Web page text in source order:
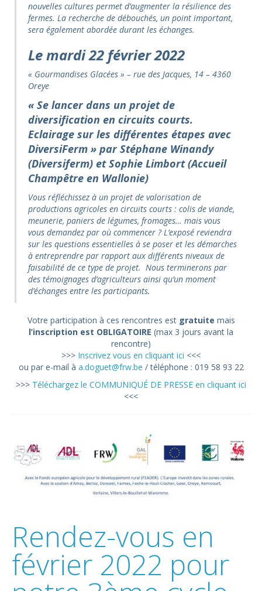
nouvelles cultures permet d’augmenter la résilience des
fermes. La recherche de débouchés, un point important,
sera également abordée durant les échanges.
Le mardi 22 février2022
« Gourmandises Glacées » – rue des Jacques, 14 – 4360
Oreye
« Se lancer dans un projet de
diversification en circuits courts.
Eclairage sur les différentes étapes avec
DiversiFerm » par Stéphane Winandy
(Diversiferm) et Sophie Limbort (Accueil
Champêtre en Wallonie)
Vous réfléchissez à un projet de valorisation de
productions agricoles en circuits courts : colis de viande,
meunerie, paniers de légumes, fromages… mais vous
vous demandez par où commencer ? L’exposé reviendra
sur les questions essentielles à se poser et les démarches
à entreprendre par rapport aux différents niveaux de
faisabilité de ce type de projet. Nous terminerons par
des témoignages d’agriculteurs ainsi qu’un moment
d’échanges entre les participants.
Votre participation à ces rencontres est gratuite mais
l’inscription est OBLIGATOIRE (max 3 jours avant la
rencontre)
>>> Inscrivez vous en cliquant ici <<<
ou par e-mail à a.doguet@frw.be / téléphone : 019 58 93 22
>>> Téléchargez le COMMUNIQUÉ DE PRESSE en cliquant ici
<<<
Rendez-vous en
février 2022 pour